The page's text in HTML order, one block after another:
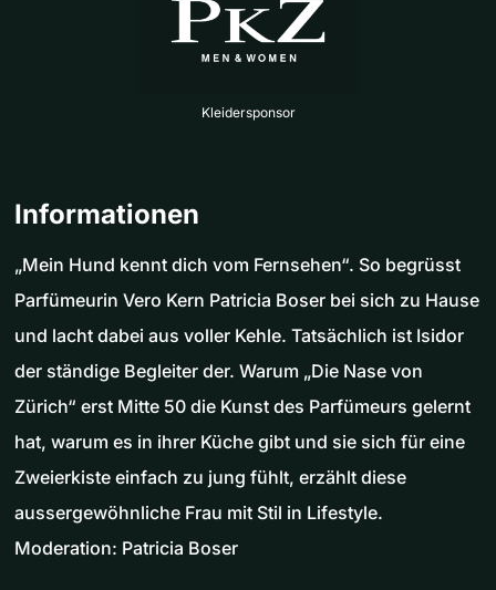
Kleidersponsor
Informationen
„Mein Hund kennt dich vom Fernsehen“. So begrüsst
Parfümeurin Vero Kern Patricia Boser bei sich zu Hause
und lacht dabei aus voller Kehle. Tatsächlich ist Isidor
der ständige Begleiter der. Warum „Die Nase von
Zürich“ erst Mitte 50 die Kunst des Parfümeurs gelernt
hat, warum es in ihrer Küche gibt und sie sich für eine
Zweierkiste einfach zu jung fühlt, erzählt diese
aussergewöhnliche Frau mit Stil in Lifestyle.
Moderation: Patricia Boser